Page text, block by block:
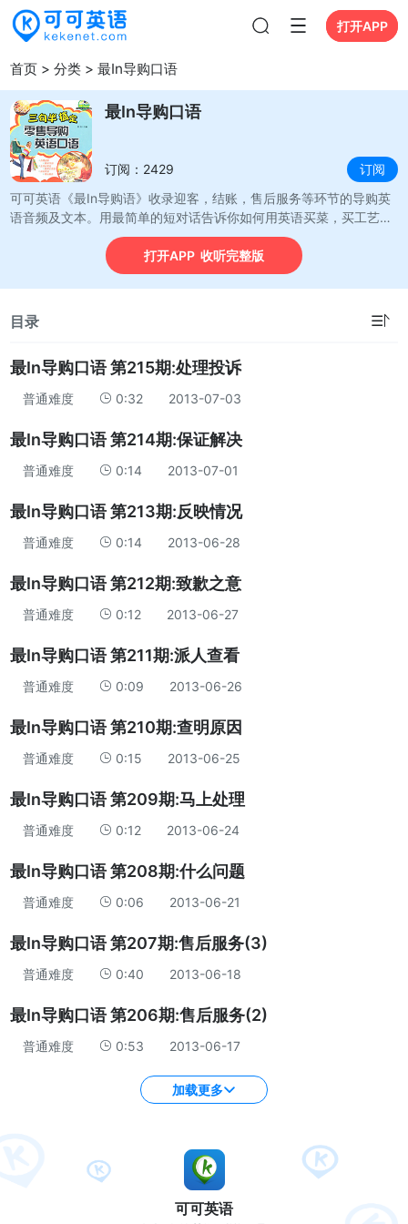
打开APP
首页 >分类 >最In导购口语
最In导购口语
订阅：2429
订阅
可可英语《最In导购语》收录迎客，结账，售后服务等环节的导购英
语音频及文本。用最简单的短对话告诉你如何用英语买菜，买工艺
品，买电子设备……
打开APP 收听完整版
目录 ☰
最In导购口语 第215期:处理投诉
普通难度 0:32 2013-07-03
最In导购口语 第214期:保证解决
普通难度 0:14 2013-07-01
最In导购口语 第213期:反映情况
普通难度 0:14 2013-06-28
最In导购口语 第212期:致歉之意
普通难度 0:12 2013-06-27
最In导购口语 第211期:派人查看
普通难度 0:09 2013-06-26
最In导购口语 第210期:查明原因
普通难度 0:15 2013-06-25
最In导购口语 第209期:马上处理
普通难度 0:12 2013-06-24
最In导购口语 第208期:什么问题
普通难度 0:06 2013-06-21
最In导购口语 第207期:售后服务(3)
普通难度 0:40 2013-06-18
最In导购口语 第206期:售后服务(2)
普通难度 0:53 2013-06-17
加载更多
可可英语
打开APP